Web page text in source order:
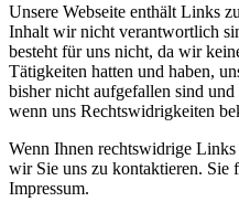
Unsere Webseite enthält Links
Inhalt wir nicht verantwortlich
besteht für uns nicht, da wir
Tätigkeiten hatten und haben,
bisher nicht aufgefallen sind
wenn uns Rechtswidrigkeiten
Wenn Ihnen rechtswidrige
wir Sie uns zu kontaktieren. Sie
Impressum.